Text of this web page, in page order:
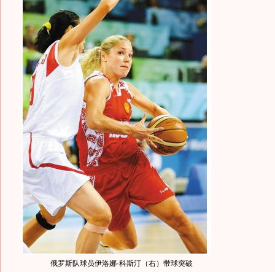
俄罗斯队球员伊洛娜·科斯汀（右）带球突破